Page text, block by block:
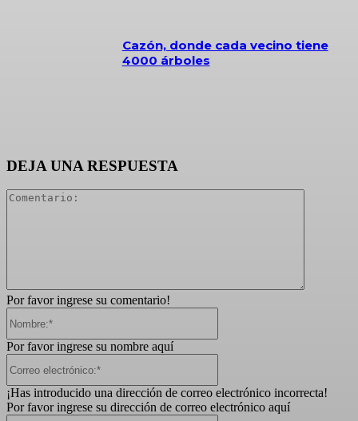
Cazón, donde cada vecino tiene
4000 árboles
DEJA UNA RESPUESTA
Por favor ingrese su comentario!
Por favor ingrese su nombre aquí
¡Has introducido una dirección de correo electrónico incorrecta!
Por favor ingrese su dirección de correo electrónico aquí